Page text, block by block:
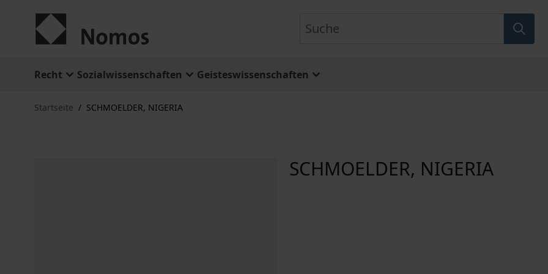
Recht Sozialwissenschaften Geisteswissenschaften
Startseite / SCHMOELDER, NIGERIA
SCHMOELDER, NIGERIA